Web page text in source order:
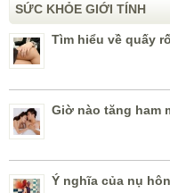
SỨC KHỎE GIỚI TÍNH
Tìm hiểu về quấy
Giờ nào tăng ham
Ý nghĩa của nụ hôn